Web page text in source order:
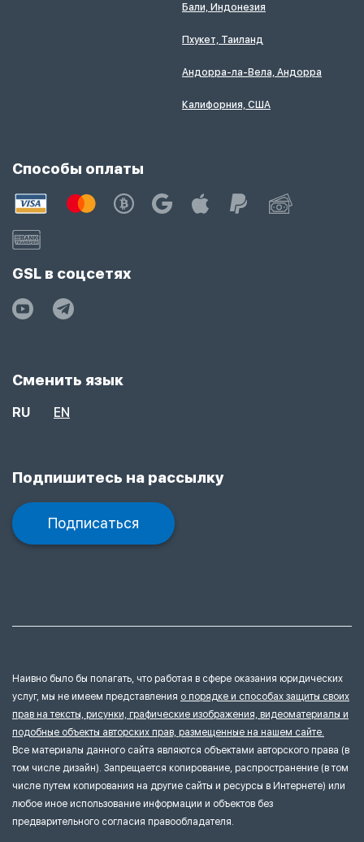
Бали, Индонезия
Пхукет, Таиланд
Андорра-ла-Вела, Андорра
Калифорния, США
Способы оплаты
GSL в соцсетях
Сменить язык
RU EN
Подпишитесь на рассылку
Подписаться
Наивно было бы полагать, что работая в сфере оказания юридических
услуг, мы не имеем представления о порядке и способах защиты своих
прав на тексты, рисунки, графические изображения, видеоматериалы и
подобные объекты авторских прав, размещенные на нашем сайте.
Все материалы данного сайта являются объектами авторского права (в
том числе дизайн). Запрещается копирование, распространение (в том
числе путем копирования на другие сайты и ресурсы в Интернете) или
любое иное использование информации и объектов без
предварительного согласия правообладателя.